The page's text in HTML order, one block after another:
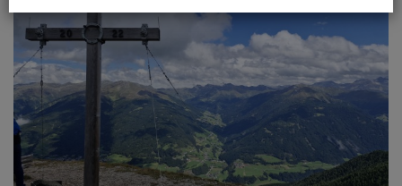
Nov 2026
Dez 2026
Jan 2027
Feb 2027
Mär 2027
Apr 2027
Mai 2027
Jun 2027